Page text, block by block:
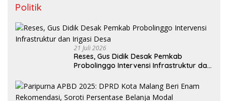
Politik
21 Juli 2026
Reses, Gus Didik Desak Pemkab
Probolinggo Intervensi Infrastruktur dan